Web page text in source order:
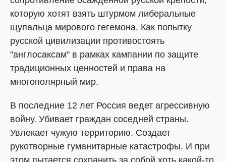
которую хотят взять штурмом либеральные
щупальца мирового гегемона. Как попытку
русской цивилизации противостоять
"англосаксам" в рамках кампании по защите
традиционных ценностей и права на
многополярный мир.
В последние 12 лет Россия ведет агрессивную
войну. Убивает граждан соседней страны.
Увлекает чужую территорию. Создает
рукотворные гуманитарные катастрофы. И при
этом пытается сохранить за собой хоть какой-то